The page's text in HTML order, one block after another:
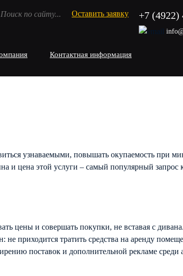
Оставить заявку +7 (4922)
Контактная информация
узнаваемыми, повышать окупаемость при
и цена этой услуги – самый популярный
цены и совершать покупки, не вставая с
приходится тратить средства на аренду
поставок и дополнительной рекламе среди